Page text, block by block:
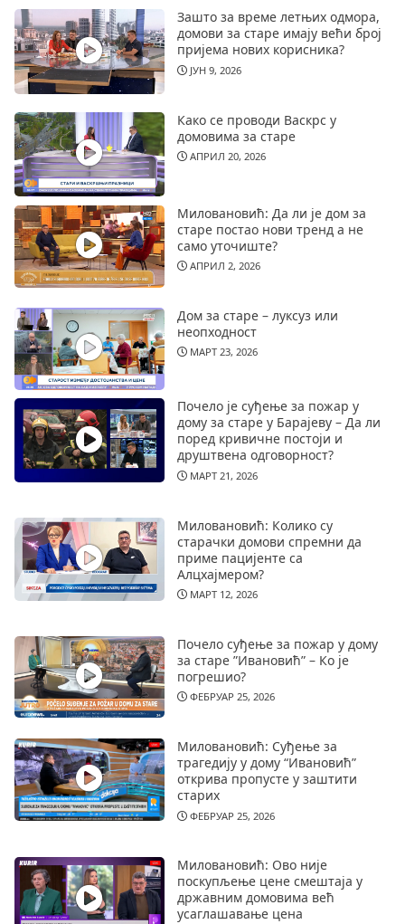
Зашто за време летњих одмора,
домови за старе имају већи број
пријема нових корисника?
ЈУН 9, 2026
Како се проводи Васкрс у
домовима за старе
АПРИЛ 20, 2026
Миловановић: Да ли је дом за
старе постао нови тренд а не
само уточиште?
АПРИЛ 2, 2026
Дом за старе – луксуз или
неопходност
МАРТ 23, 2026
Почело је суђење за пожар у
дому за старе у Барајеву – Да ли
поред кривичне постоји и
друштвена одговорност?
МАРТ 21, 2026
Миловановић: Колико су
старачки домови спремни да
приме пацијенте са
Алцхајмером?
МАРТ 12, 2026
Почело суђење за пожар у дому
за старе ”Ивановић” – Ко је
погрешио?
ФЕБРУАР 25, 2026
Миловановић: Суђење за
трагедију у дому “Ивановић”
открива пропусте у заштити
старих
ФЕБРУАР 25, 2026
Миловановић: Ово није
поскупљење цене смештаја у
државним домовима већ
усаглашавање цена